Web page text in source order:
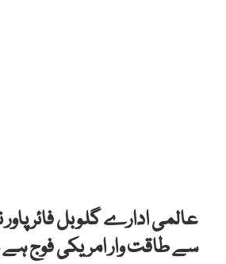
عالمی ادارے گلوبل فائر
سے طاقت وار امریکی فوج ہے